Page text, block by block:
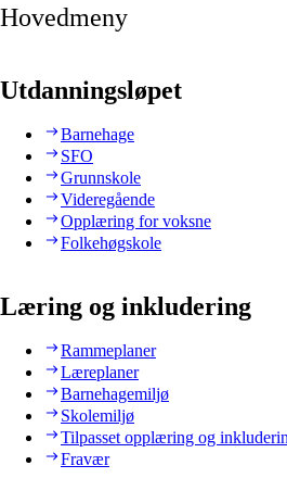
Hovedmeny
Utdanningsløpet
Barnehage
SFO
Grunnskole
Videregående
Opplæring for voksne
Folkehøgskole
Læring og inkludering
Rammeplaner
Læreplaner
Barnehagemiljø
Skolemiljø
Tilpasset opplæring og
Fravær